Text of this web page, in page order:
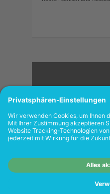
Shops richtet sich